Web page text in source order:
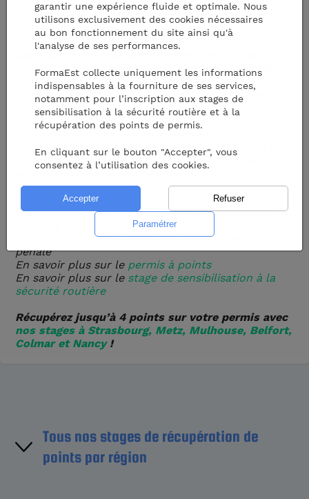
Le conducteur doit, enfin, être informé de son
retrait de points ! Pour ce faire, l’administration lui
fait généralement parvenir une lettre simple…
lettre simple qui devient lettre recommandée
lorsque le retrait en question conduit à la perte de
tous les points restants et qu’il s’agit, dès lors, de
notifier au conducteur l’ invalidation de son permis
de conduire
!
Afin d’éviter, à terme, une invalidation de votre
permis de conduire et de récupérer des points (4
au maximum par an), participez ànos stages de
sensibilisation à la sécurité routière!
En savoir plus sur lesinfractions entraînant une
En savoir plus sur la procédure de composition
pénale
En savoir plus sur le permis à points
En savoir plus sur le stage de sensibilisation à la
sécurité routière
Récupérez jusqu’à 4 points sur votre permis avec
nos stages à Strasbourg, Metz, Mulhouse, Belfort,
Colmar et Nancy!
Tous nos stages de récupération de
points par région
garantir une expérience fluide et optimale. Nous
utilisons exclusivement des cookies nécessaires
au bon fonctionnement du site ainsi qu'à
l'analyse de ses performances.
FormaEst collecte uniquement les informations
indispensables à la fourniture de ses services,
notamment pour l’inscription aux stages de
sensibilisation à la sécurité routière et à la
récupération des points de permis.
En cliquant sur le bouton "Accepter", vous
consentez à l’utilisation des cookies.